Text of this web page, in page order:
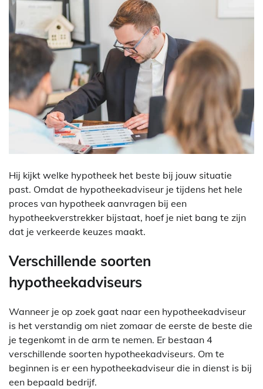
Hij kijkt welke hypotheek het beste bij jouw situatie
past. Omdat de hypotheekadviseur je tijdens het hele
proces van hypotheek aanvragen bij een
hypotheekverstrekker bijstaat, hoef je niet bang te zijn
dat je verkeerde keuzes maakt.
Verschillende soorten
hypotheekadviseurs
Wanneer je op zoek gaat naar een hypotheekadviseur
is het verstandig om niet zomaar de eerste de beste die
je tegenkomt in de arm te nemen. Er bestaan 4
verschillende soorten hypotheekadviseurs. Om te
beginnen is er een hypotheekadviseur die in dienst is bij
een bepaald bedrijf.